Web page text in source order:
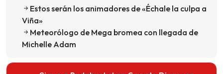
Estos serán los animadores de «Échale la culpa a
Viña»
Meteorólogo de Mega bromea con llegada de
Michelle Adam